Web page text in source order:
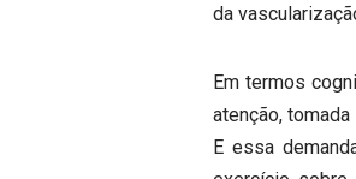
da
Em termos
atenção,
E essa